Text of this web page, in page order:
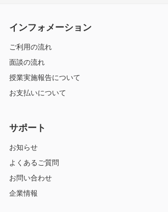
インフォメーション
ご利用の流れ
面談の流れ
授業実施報告について
お支払いについて
サポート
お知らせ
よくあるご質問
お問い合わせ
企業情報